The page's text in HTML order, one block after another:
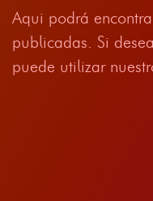
Aqui podrá
publicadas. Si
puede utilizar